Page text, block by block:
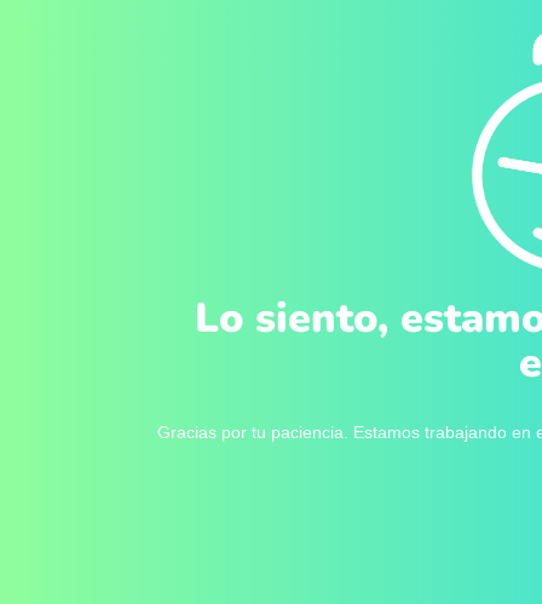
Lo siento,
Gracias por tu paciencia. Estamos trabajando en